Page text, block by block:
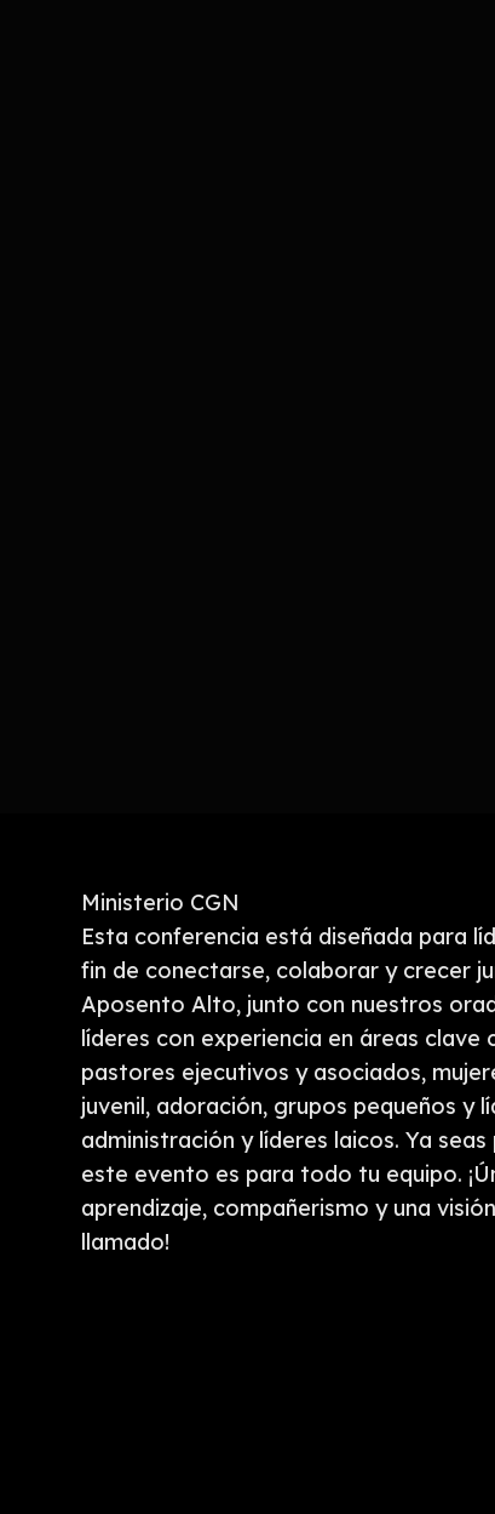
Ministerio CGN
Esta conferencia está diseñada para
fin de conectarse, colaborar y crecer
Aposento Alto, junto con nuestros
líderes con experiencia en áreas
pastores ejecutivos y asociados,
juvenil, adoración, grupos pequeños y
administración y líderes laicos. Ya
este evento es para todo tu equipo.
aprendizaje, compañerismo y una
llamado!